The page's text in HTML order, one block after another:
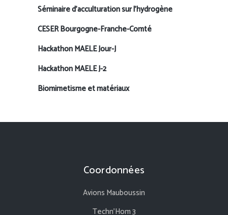
Séminaire d’acculturation sur l’hydrogène
CESER Bourgogne-Franche-Comté
Hackathon MAELE Jour-J
Hackathon MAELE J-2
Biomimetisme et matériaux
Coordonnées
Avions Mauboussin
Techn’Hom 3